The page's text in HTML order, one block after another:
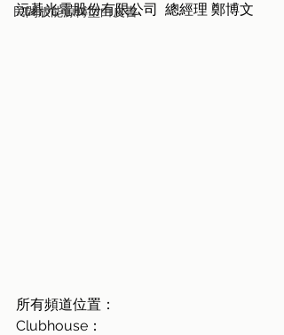
民間版能源轉型白皮書
沅碁光電股份有限公司  總經理 鄭博文
所有頻道位置：
Clubhouse：